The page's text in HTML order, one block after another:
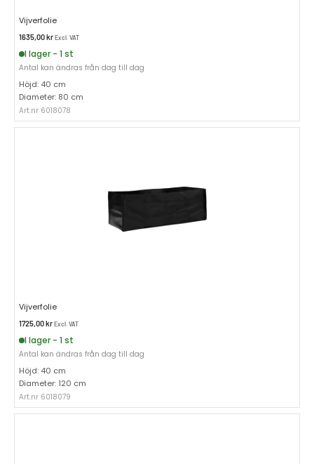
Vijverfolie
1635,00krExcl. VAT
I lager - 1 st
Antal kan ändras från dag till dag
Höjd: 40 cm
Diameter: 80 cm
Art.nr 6018078
Vijverfolie
1725,00krExcl. VAT
I lager - 1 st
Antal kan ändras från dag till dag
Höjd: 40 cm
Diameter: 120 cm
Art.nr 6018079